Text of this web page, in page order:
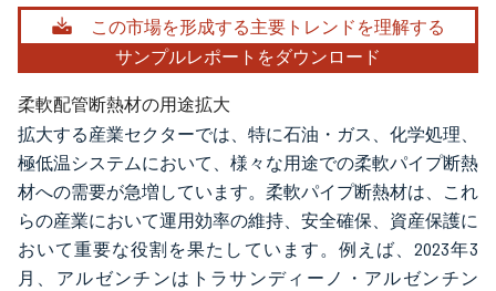
この市場を形成する主要トレンドを理解する
サンプルレポートをダウンロード
柔軟配管断熱材の用途拡大
拡大する産業セクターでは、特に石油・ガス、化学処理、
極低温システムにおいて、様々な用途での柔軟パイプ断熱
材への需要が急増しています。柔軟パイプ断熱材は、これ
らの産業において運用効率の維持、安全確保、資産保護に
おいて重要な役割を果たしています。例えば、2023年3
月、アルゼンチンはトラサンディーノ・アルゼンチン